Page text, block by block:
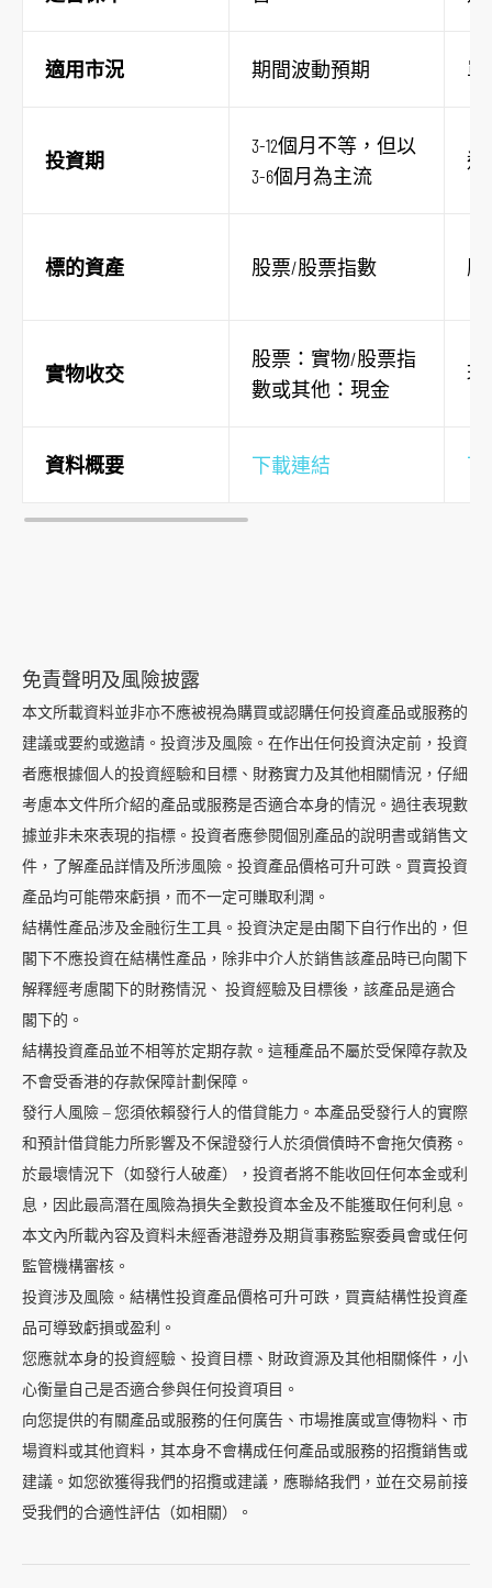
適用市況 期間波動預期 單
投資期
3-12個月不等，但以
3-6個月為主流
通
標的資產 股票/股票指數 股
實物收交
股票：實物/股票指
數或其他：現金
現
資料概要 下載連結 下
免責聲明及風險披露
本文所載資料並非亦不應被視為購買或認購任何投資產品或服務的
建議或要約或邀請。投資涉及風險。在作出任何投資決定前，投資
者應根據個人的投資經驗和目標、財務實力及其他相關情況，仔細
考慮本文件所介紹的產品或服務是否適合本身的情況。過往表現數
據並非未來表現的指標。投資者應參閱個別產品的說明書或銷售文
件，了解產品詳情及所涉風險。投資產品價格可升可跌。買賣投資
產品均可能帶來虧損，而不一定可賺取利潤。
結構性產品涉及金融衍生工具。投資決定是由閣下自行作出的，但
閣下不應投資在結構性產品，除非中介人於銷售該產品時已向閣下
解釋經考慮閣下的財務情況、 投資經驗及目標後，該產品是適合
閣下的。
結構投資產品並不相等於定期存款。這種產品不屬於受保障存款及
不會受香港的存款保障計劃保障。
發行人風險 — 您須依賴發行人的借貸能力。本產品受發行人的實際
和預計借貸能力所影響及不保證發行人於須償債時不會拖欠債務。
於最壞情況下（如發行人破產），投資者將不能收回任何本金或利
息，因此最高潛在風險為損失全數投資本金及不能獲取任何利息。
本文內所載內容及資料未經香港證券及期貨事務監察委員會或任何
監管機構審核。
投資涉及風險。結構性投資產品價格可升可跌，買賣結構性投資產
品可導致虧損或盈利。
您應就本身的投資經驗、投資目標、財政資源及其他相關條件，小
心衡量自己是否適合參與任何投資項目。
向您提供的有關產品或服務的任何廣告、市場推廣或宣傳物料、市
場資料或其他資料，其本身不會構成任何產品或服務的招攬銷售或
建議。如您欲獲得我們的招攬或建議，應聯絡我們，並在交易前接
受我們的合適性評估（如相關）。